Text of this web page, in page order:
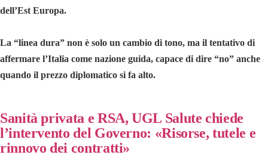
dell’Est Europa.
La “linea dura” non è solo un cambio di tono, ma il tentativo di
affermare l’Italia come nazione guida, capace di dire “no” anche
quando il prezzo diplomatico si fa alto.
Sanità privata e RSA, UGL Salute chiede
l’intervento del Governo: «Risorse, tutele e
rinnovo dei contratti»